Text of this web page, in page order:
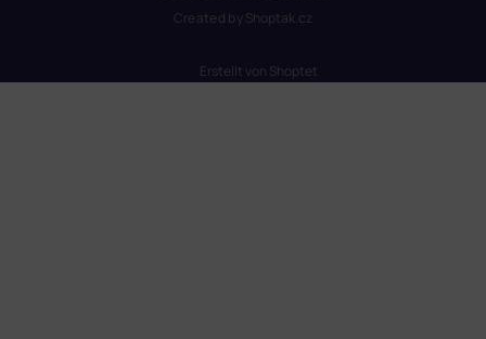
Erstellt von Shoptet
Created byShoptak.cz